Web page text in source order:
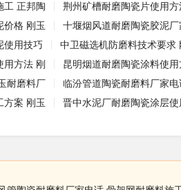
工 正邦陶
荆州矿槽耐磨陶瓷片使用
价格 刚玉
十堰烟风道耐磨陶瓷胶泥厂
使用技巧
中卫磁选机防磨料技术要求
用方法 刚
昆明烟道耐磨陶瓷涂料使用
耐磨料厂
临汾管道陶瓷耐磨料厂家
方案 刚玉 晋中水泥厂耐磨陶瓷涂层使